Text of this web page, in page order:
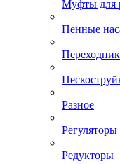
Муфты для
Пенные
Разное
Регуляторы
Редукторы